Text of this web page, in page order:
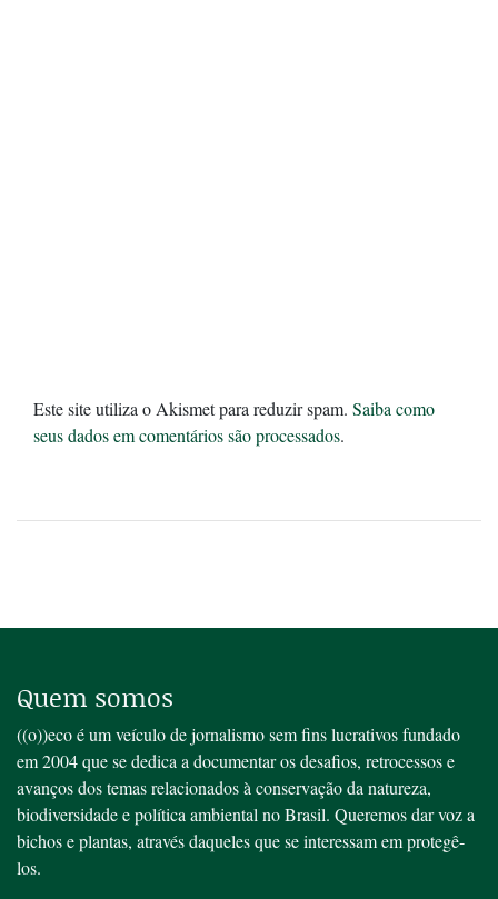
Este site utiliza o Akismet para reduzir spam. Saiba como
seus dados em comentários são processados.
Quem somos
((o))eco é um veículo de jornalismo sem fins lucrativos fundado
em 2004 que se dedica a documentar os desafios, retrocessos e
avanços dos temas relacionados à conservação da natureza,
biodiversidade e política ambiental no Brasil. Queremos dar voz a
bichos e plantas, através daqueles que se interessam em protegê-
los.